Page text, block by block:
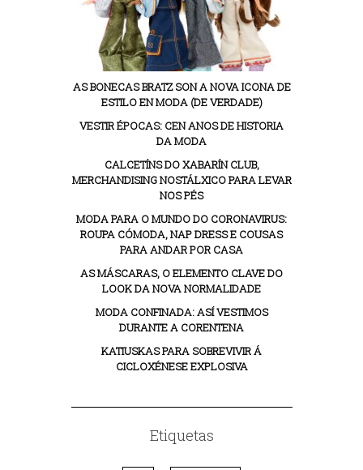
AS BONECAS BRATZ SON A NOVA ICONA DE
ESTILO EN MODA (DE VERDADE)
VESTIR ÉPOCAS: CEN ANOS DE HISTORIA
DA MODA
CALCETÍNS DO XABARÍN CLUB,
MERCHANDISING NOSTÁLXICO PARA LEVAR
NOS PÉS
MODA PARA O MUNDO DO CORONAVIRUS:
ROUPA CÓMODA, NAP DRESS E COUSAS
PARA ANDAR POR CASA
AS MÁSCARAS, O ELEMENTO CLAVE DO
LOOK DA NOVA NORMALIDADE
MODA CONFINADA: ASÍ VESTIMOS
DURANTE A CORENTENA
KATIUSKAS PARA SOBREVIVIR Á
CICLOXÉNESE EXPLOSIVA
Etiquetas